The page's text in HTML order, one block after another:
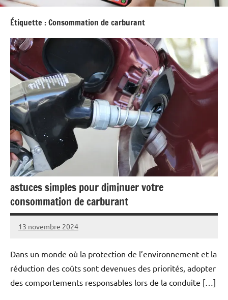
Étiquette :Consommation de carburant
astuces simples pour diminuer votre
consommation de carburant
13 novembre 2024
Marise
Aucun
Dans un monde où la protection de l’environnement et la
réduction des coûts sont devenues des priorités, adopter
des comportements responsables lors de la conduite […]